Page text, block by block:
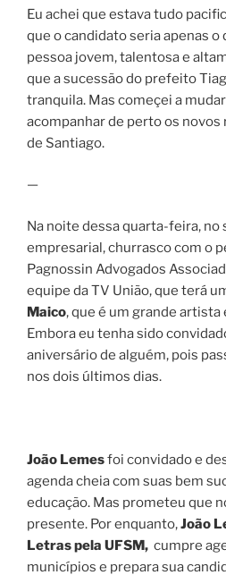
Eu achei que estava tudo
que o candidato seria apenas o
pessoa jovem, talentosa e
que a sucessão do prefeito
tranquila. Mas começei a
acompanhar de perto os
de Santiago.
—
Na noite dessa quarta-feira, no
empresarial, churrasco com o
Pagnossin Advogados
equipe da TV União, que terá
Maico, que é um grande artista
Embora eu tenha sido
aniversário de alguém, pois
nos dois últimos dias.
João Lemesfoi convidado e
agenda cheia com suas bem
educação. Mas prometeu que
presente. Por enquanto,João
Letras pela UFSM, cumpre
municípios e prepara sua